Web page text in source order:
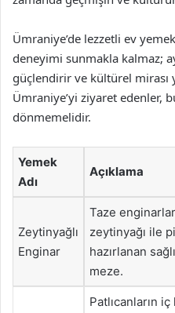
Ümraniye’de lezzetli ev
deneyimi sunmakla kalmaz;
güçlendirir ve kültürel mirası
Ümraniye’yi ziyaret edenler,
dönmemelidir.
Yemek
Adı
Açıklama
Zeytinyağlı
Enginar
Taze
zeytinyağı ile
hazırlanan
meze.
Patlıcanların iç